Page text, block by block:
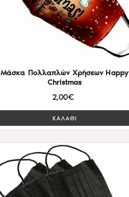
Μάσκα Πολλαπλών Χρήσεων Happy
Christmas
2,00€
ΚΑΛΑΘΙ